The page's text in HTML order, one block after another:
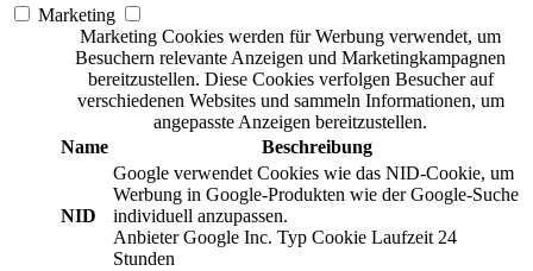
Marketing
Marketing Cookies werden für Werbung verwendet, um
Besuchern relevante Anzeigen und Marketingkampagnen
bereitzustellen. Diese Cookies verfolgen Besucher auf
verschiedenen Websites und sammeln Informationen, um
angepasste Anzeigen bereitzustellen.
Name
Beschreibung
NID
Google verwendet Cookies wie das NID-Cookie, um
Werbung in Google-Produkten wie der Google-Suche
individuell anzupassen.
Anbieter Google Inc. Typ Cookie Laufzeit 24
Stunden